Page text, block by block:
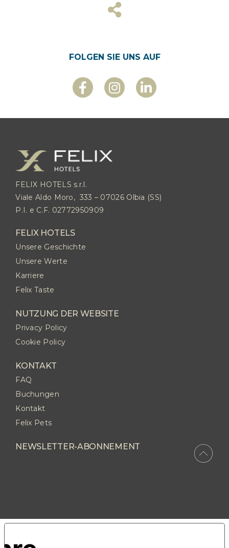
FOLGEN SIE UNS AUF
FELIX HOTELS s.r.l.
Viale Aldo Moro, 333 – 07026 Olbia (SS)
P.I. e C.F. 02772950909
FELIX HOTELS
Unsere Geschichte
Unsere Werte
Karriere
Felix Taste
NUTZUNG DER WEBSITE
Privacy Policy
Cookie Policy
KONTAKT
FAQ
Buchungen
Kontakt
Felix Pets
NEWSLETTER-ABONNEMENT